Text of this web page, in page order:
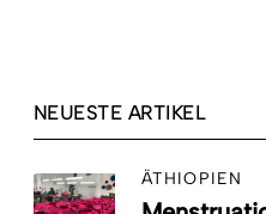
NEUESTE ARTIKEL
ÄTHIOPIEN